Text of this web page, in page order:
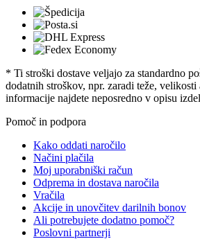
* Ti stroški dostave veljajo za standardno
dodatnih stroškov, npr. zaradi teže,
informacije najdete neposredno v opisu
Pomoč in podpora
Kako oddati naročilo
Načini plačila
Moj uporabniški račun
Odprema in dostava naročila
Vračila
Akcije in unovčitev darilnih bonov
Ali potrebujete dodatno pomoč?
Poslovni partnerji